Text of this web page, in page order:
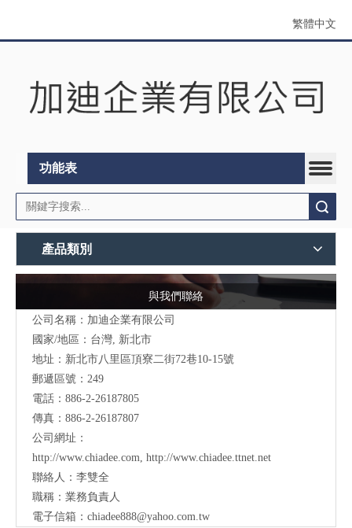
繁體中文
功能表
產品類別
與我們聯絡
公司名稱：加迪企業有限公司
國家/地區：台灣, 新北市
地址：新北市八里區頂寮二街72巷10-15號
郵遞區號：249
電話：886-2-26187805
傳真：886-2-26187807
公司網址：
http://www.chiadee.com, http://www.chiadee.ttnet.net
聯絡人：李雙全
職稱：業務負責人
電子信箱： chiadee888@yahoo.com.tw